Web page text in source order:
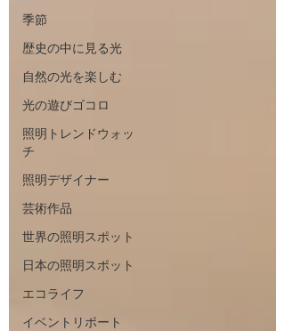
季節
歴史の中に見る光
自然の光を楽しむ
光の遊びゴコロ
照明トレンドウォッ
チ
照明デザイナー
芸術作品
世界の照明スポット
日本の照明スポット
エコライフ
イベントリポート